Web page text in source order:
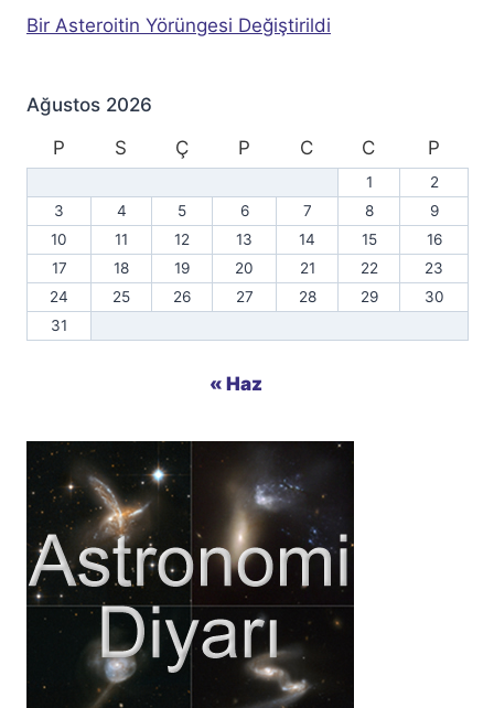
Bir Asteroitin Yörüngesi Değiştirildi
Ağustos 2026
P
S Ç P C C P
1
2
3
4 5 6 7 8
9
10
11 12 13 14 15
16
17
18 19 20 21 22
23
24
25 26 27 28 29
30
31
« Haz